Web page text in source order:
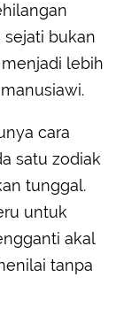
sejati bukan
lebih
cara
satu zodiak
tunggal.
untuk
akal
tanpa